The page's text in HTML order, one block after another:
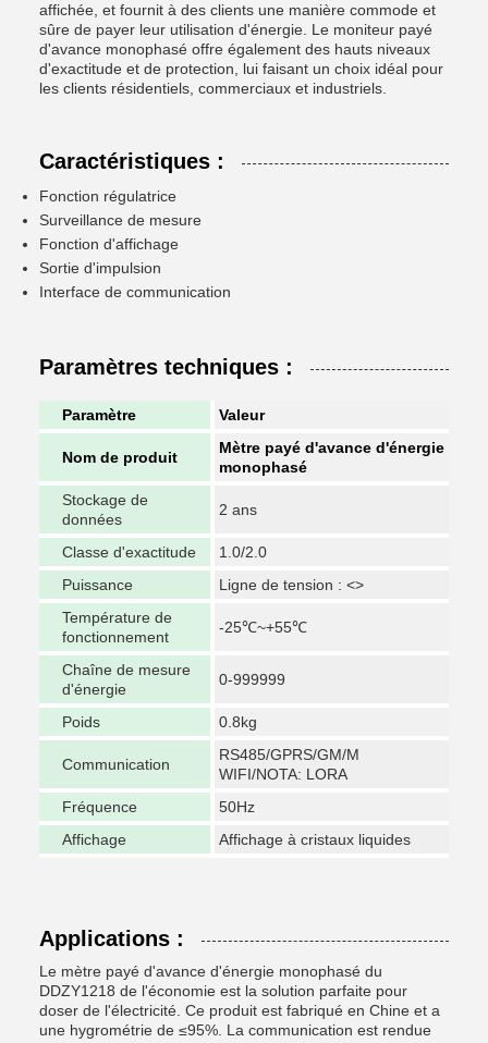
affichée, et fournit à des clients une manière commode et
sûre de payer leur utilisation d'énergie. Le moniteur payé
d'avance monophasé offre également des hauts niveaux
d'exactitude et de protection, lui faisant un choix idéal pour
les clients résidentiels, commerciaux et industriels.
Caractéristiques :
Fonction régulatrice
Surveillance de mesure
Fonction d'affichage
Sortie d'impulsion
Interface de communication
Paramètres techniques :
Paramètre Valeur
Nom de produit
Mètre payé d'avance d'énergie
monophasé
Stockage de
données
2 ans
Classe d'exactitude
1.0/2.0
Puissance
Ligne de tension : <>
Température de
fonctionnement
-25℃~+55℃
Chaîne de mesure
d'énergie
0-999999
Poids 0.8kg
Communication
RS485/GPRS/GM/M
WIFI/NOTA: LORA
Fréquence
50Hz
Affichage
Affichage à cristaux liquides
Applications :
Le mètre payé d'avance d'énergie monophasé du
DDZY1218 de l'économie est la solution parfaite pour
doser de l'électricité. Ce produit est fabriqué en Chine et a
une hygrométrie de ≤95%. La communication est rendue